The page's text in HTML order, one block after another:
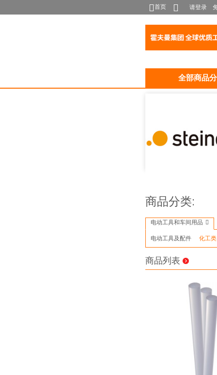
首页 请登录
全部商品
商品分类:
电动工具和车间用品
电动工具及配件 化工
商品列表